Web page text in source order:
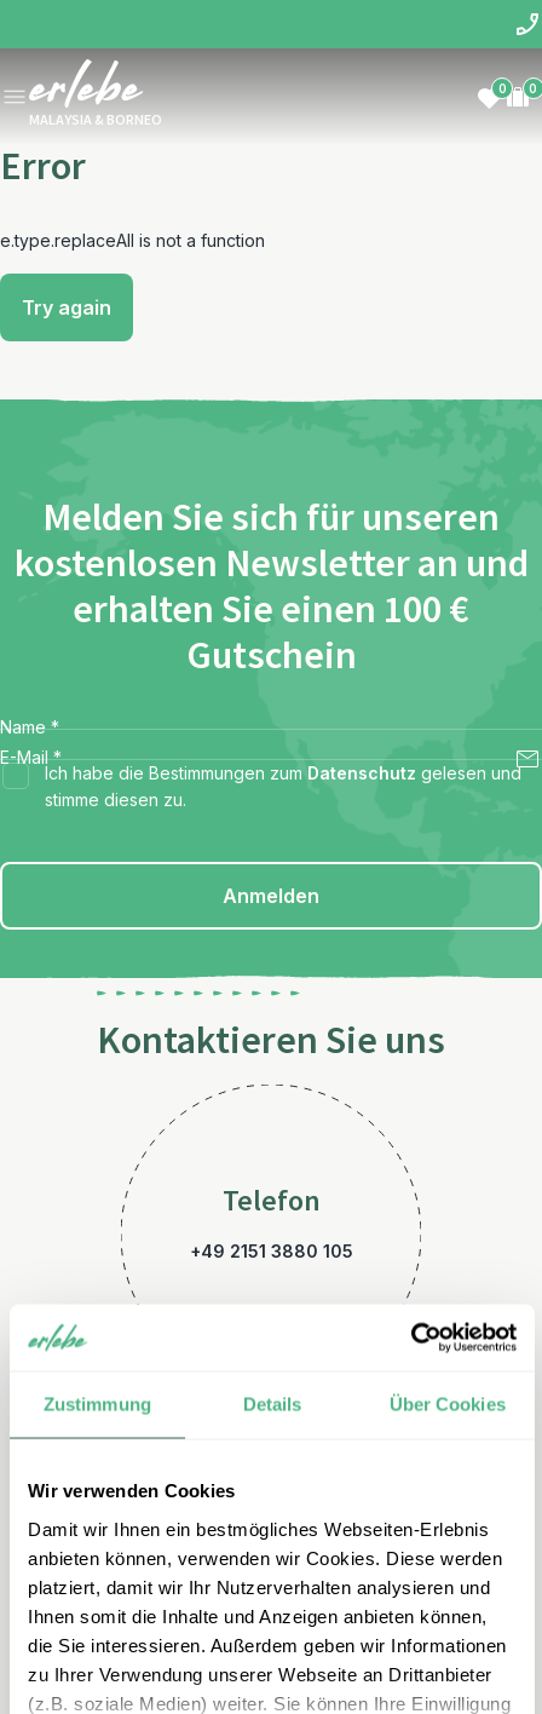
Zustimmung Details Über Cookies
Wir verwenden Cookies
Damit wir Ihnen ein bestmögliches Webseiten-Erlebnis
anbieten können, verwenden wir Cookies. Diese werden
platziert, damit wir Ihr Nutzerverhalten analysieren und
Ihnen somit die Inhalte und Anzeigen anbieten können,
die Sie interessieren. Außerdem geben wir Informationen
zu Ihrer Verwendung unserer Webseite an Drittanbieter
(z.B. soziale Medien) weiter. Sie können Ihre Einwilligung
MALAYSIA & BORNEO
0 0
Error
e.type.replaceAll is not a function
Try again
Melden Sie sich für unseren
kostenlosen Newsletter an und
erhalten Sie einen 100 €
Gutschein
Name *
E-Mail *
Ich habe die Bestimmungen zum Datenschutz gelesen und
stimme diesen zu.
Anmelden
Kontaktieren Sie uns
Telefon
+49 2151 3880 105
E-Mail
malaysia@erlebe.de